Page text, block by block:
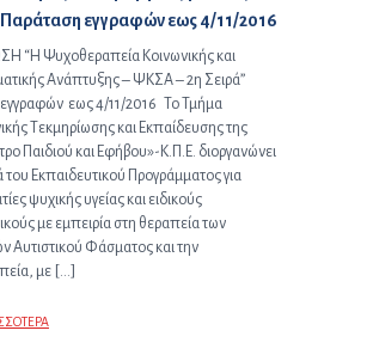
Παράταση εγγραφών εως 4/11/2016
“Η Ψυχοθεραπεία Κοινωνικής και
Ανάπτυξης – ΨΚΣΑ – 2η Σειρά”
εγγραφών εως 4/11/2016 Το Τμήμα
Τεκμηρίωσης και Εκπαίδευσης της
Παιδιού και Εφήβου»-Κ.Π.Ε. διοργανώνει
του Εκπαιδευτικού Προγράμματος για
ψυχικής υγείας και ειδικούς
με εμπειρία στη θεραπεία των
Αυτιστικού Φάσματος και την
με […]